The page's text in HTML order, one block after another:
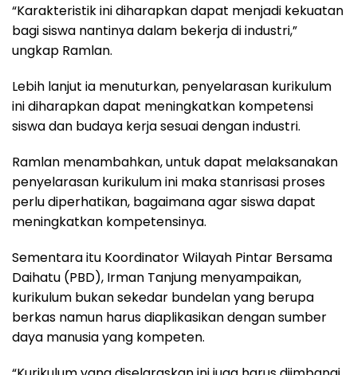
“Karakteristik ini diharapkan dapat menjadi kekuatan
bagi siswa nantinya dalam bekerja di industri,”
ungkap Ramlan.
Lebih lanjut ia menuturkan, penyelarasan kurikulum
ini diharapkan dapat meningkatkan kompetensi
siswa dan budaya kerja sesuai dengan industri.
Ramlan menambahkan, untuk dapat melaksanakan
penyelarasan kurikulum ini maka stanrisasi proses
perlu diperhatikan, bagaimana agar siswa dapat
meningkatkan kompetensinya.
Sementara itu Koordinator Wilayah Pintar Bersama
Daihatu (PBD), Irman Tanjung menyampaikan,
kurikulum bukan sekedar bundelan yang berupa
berkas namun harus diaplikasikan dengan sumber
daya manusia yang kompeten.